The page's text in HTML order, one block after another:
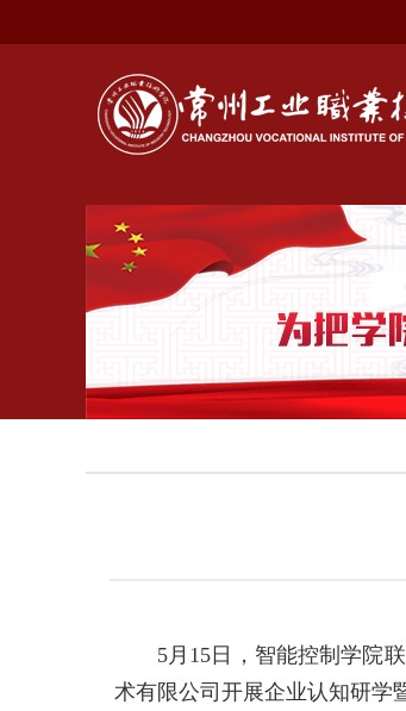
5月15日，智能控制学院
术有限公司开展企业认知研学